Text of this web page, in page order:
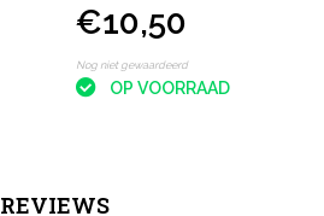
€10,50
Nog niet gewaardeerd
OP VOORRAAD
REVIEWS